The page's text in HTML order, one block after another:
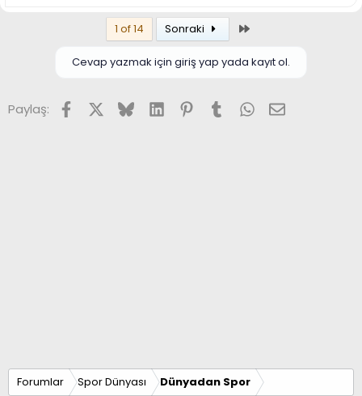
1 of 14 Sonraki
Cevap yazmak için giriş yap yada kayıt ol.
Paylaş: FacebookX (Twitter)
BlueskyLinkedInPinterest
TumblrWhatsApp
E-posta
Forumlar Spor Dünyası Dünyadan Spor